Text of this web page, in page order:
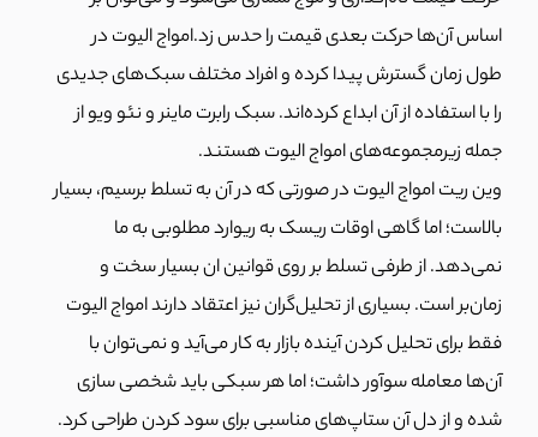
اساس آن‌ها حرکت بعدی قیمت را حدس زد.امواج الیوت در
طول زمان گسترش پیدا کرده و افراد مختلف سبک‌های جدیدی
را با استفاده از آن ابداع کرده‌اند. سبک رابرت ماینر و نئو ویو از
جمله زیرمجموعه‌های امواج الیوت هستند.
وین ریت امواج الیوت در صورتی که در آن به تسلط برسیم، بسیار
بالاست؛ اما گاهی اوقات ریسک به ریوارد مطلوبی به ما
نمی‌دهد. از طرفی تسلط بر روی قوانین ان بسیار سخت و
زمان‌بر است. بسیاری از تحلیل‌گران نیز اعتقاد دارند امواج الیوت
فقط برای تحلیل کردن آینده بازار به کار می‌آید و نمی‌توان با
آن‌ها معامله سو‌آور داشت؛ اما هر سبکی باید شخصی سازی
شده و از دل آن ستاپ‌های مناسبی برای سود کردن طراحی کرد.